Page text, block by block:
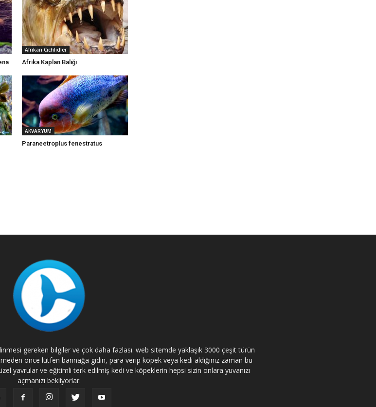
Afrikan Cichlidler
Afrika Kaplan Balığı
AKVARYUM
Paraneetroplus fenestratus
gereken bilgiler ve çok daha fazlası. web sitemde yaklaşık 3000 çeşit türün
önce lütfen barınağa gidin, para verip köpek veya kedi aldığınız zaman bu
yavrular ve eğitimli terk edilmiş kedi ve köpeklerin hepsi sizin onlara yuvanızı
açmanızı bekliyorlar.